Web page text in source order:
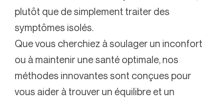
plutôt que de simplement traiter des
symptômes isolés.
Que vous cherchiez à soulager un inconfort
ou à maintenir une santé optimale, nos
méthodes innovantes sont conçues pour
vous aider à trouver un équilibre et un